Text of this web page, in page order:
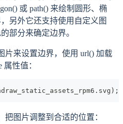
或 path() 来绘制圆形、椭
另外它还支持使用自定义图
部分来确定边界。
片来设置边界，使用 url() 加载
属性值：
. svg ) ;
图片调整到合适的位置：